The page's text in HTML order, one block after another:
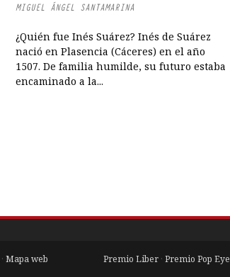
MIGUEL ÁNGEL SANTAMARINA
¿Quién fue Inés Suárez? Inés de Suárez
nació en Plasencia (Cáceres) en el año
1507. De familia humilde, su futuro estaba
encaminado a la...
· Mapa web Premio Liber · Premio Pop Eye